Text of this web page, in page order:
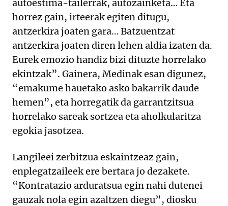
autoestima-tailerrak, autozainketa… Eta
horrez gain, irteerak egiten ditugu,
antzerkira joaten gara… Batzuentzat
antzerkira joaten diren lehen aldia izaten da.
Eurek emozio handiz bizi dituzte horrelako
ekintzak”. Gainera, Medinak esan digunez,
“emakume hauetako asko bakarrik daude
hemen”, eta horregatik da garrantzitsua
horrelako sareak sortzea eta aholkularitza
egokia jasotzea.
Langileei zerbitzua eskaintzeaz gain,
enplegatzaileek ere bertara jo dezakete.
“Kontratazio arduratsua egin nahi dutenei
gauzak nola egin azaltzen diegu”, diosku